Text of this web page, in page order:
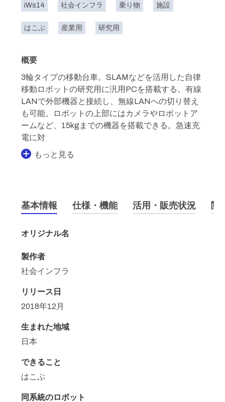
iWs14 社会インフラ 乗り物 施設
はこぶ 産業用 研究用
概要
3輪タイプの移動台車。SLAMなどを活用した自律
移動ロボットの研究用に汎用PCを搭載する。有線
LANで外部機器と接続し、無線LANへの切り替え
も可能。ロボットの上部にはカメラやロボットア
ームなど、15kgまでの機器を搭載できる。急速充
電に対
もっと見る
基本情報 仕様・機能 活用・販売状況 関
オリジナル名
製作者
社会インフラ
リリース日
2018年12月
生まれた地域
日本
できること
はこぶ
同系統のロボット